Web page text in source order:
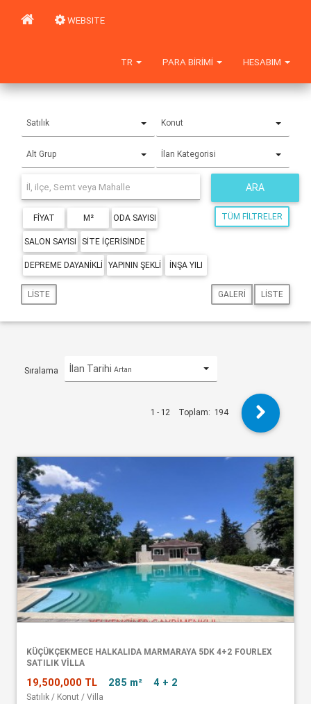
WEBSITE
HESABIM
PARA BIRIMI
TR
Satılık Konut
Alt Grup İlan Kategorisi
ARA
FIYAT M² ODA SAYISI
SALON SAYISI SITE IÇERISINDE
DEPREME DAYANIKLI YAPININ ŞEKLI İNŞA YILI
TÜM FILTRELER
LISTE GALERI LISTE
Sıralama İlan Tarihi Artan
1 - 12 Toplam: 194
KÜÇÜKÇEKMECE HALKALIDA MARMARAYA 5DK 4+2 FOURLEX
SATILIK VİLLA
19,500,000 TL 285 m² 4 + 2
Satılık / Konut / Villa